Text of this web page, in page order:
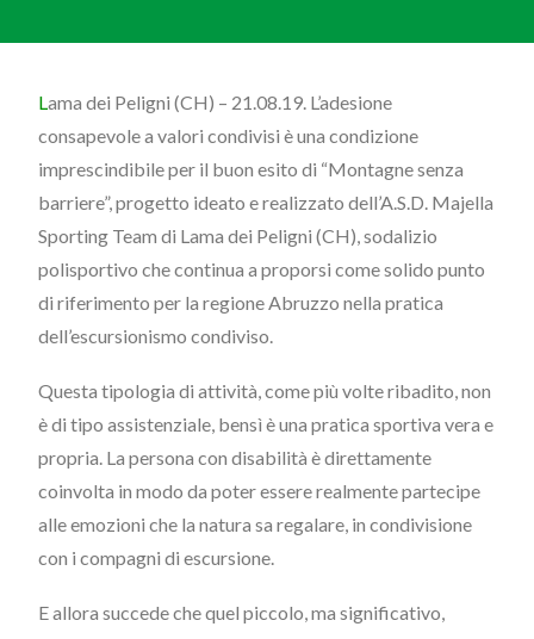
Lama dei Peligni (CH) – 21.08.19. L’adesione
consapevole a valori condivisi è una condizione
imprescindibile per il buon esito di “Montagne senza
barriere”, progetto ideato e realizzato dell’A.S.D. Majella
Sporting Team di Lama dei Peligni (CH), sodalizio
polisportivo che continua a proporsi come solido punto
di riferimento per la regione Abruzzo nella pratica
dell’escursionismo condiviso.
Questa tipologia di attività, come più volte ribadito, non
è di tipo assistenziale, bensì è una pratica sportiva vera e
propria. La persona con disabilità è direttamente
coinvolta in modo da poter essere realmente partecipe
alle emozioni che la natura sa regalare, in condivisione
con i compagni di escursione.
E allora succede che quel piccolo, ma significativo,